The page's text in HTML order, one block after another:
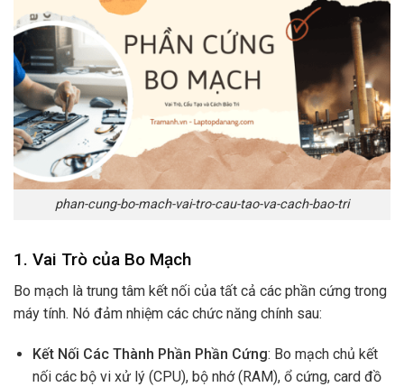
phan-cung-bo-mach-vai-tro-cau-tao-va-cach-bao-tri
1. Vai Trò của Bo Mạch
Bo mạch là trung tâm kết nối của tất cả các phần cứng trong
máy tính. Nó đảm nhiệm các chức năng chính sau:
Kết Nối Các Thành Phần Phần Cứng: Bo mạch chủ kết
nối các bộ vi xử lý (CPU), bộ nhớ (RAM), ổ cứng, card đồ